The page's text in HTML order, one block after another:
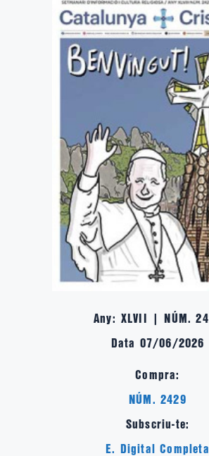
Any: XLVII | NÚM.
Data 07/06/2026
Compra:
NÚM. 2429
Subscriu-te:
E. Digital Completa